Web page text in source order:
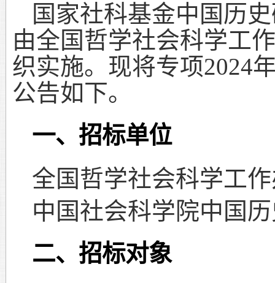
国家社科基金中国历
由全国哲学社会科学工
织实施。现将专项2024
公告如下。
一、招标单位
全国哲学社会科学工
中国社会科学院中国
二、招标对象